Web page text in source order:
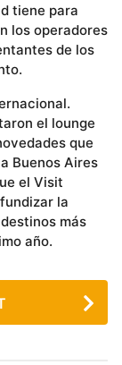
tiene para
los operadores
de los
el lounge
que
Buenos Aires
el Visit
la
más
año.